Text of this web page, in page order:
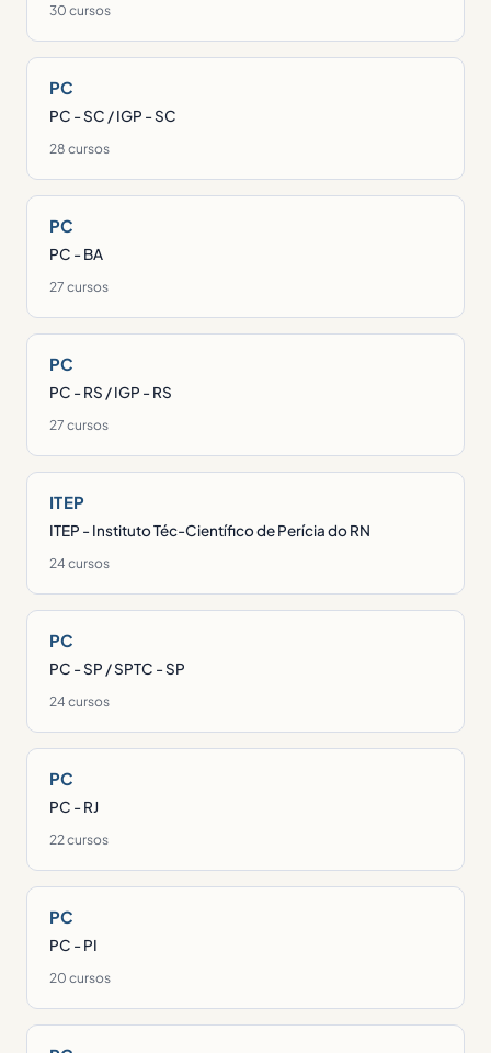
30 cursos
PC
PC - SC / IGP - SC
28 cursos
PC
PC - BA
27 cursos
PC
PC - RS / IGP - RS
27 cursos
ITEP
ITEP - Instituto Téc-Científico de Perícia do RN
24 cursos
PC
PC - SP / SPTC - SP
24 cursos
PC
PC - RJ
22 cursos
PC
PC - PI
20 cursos